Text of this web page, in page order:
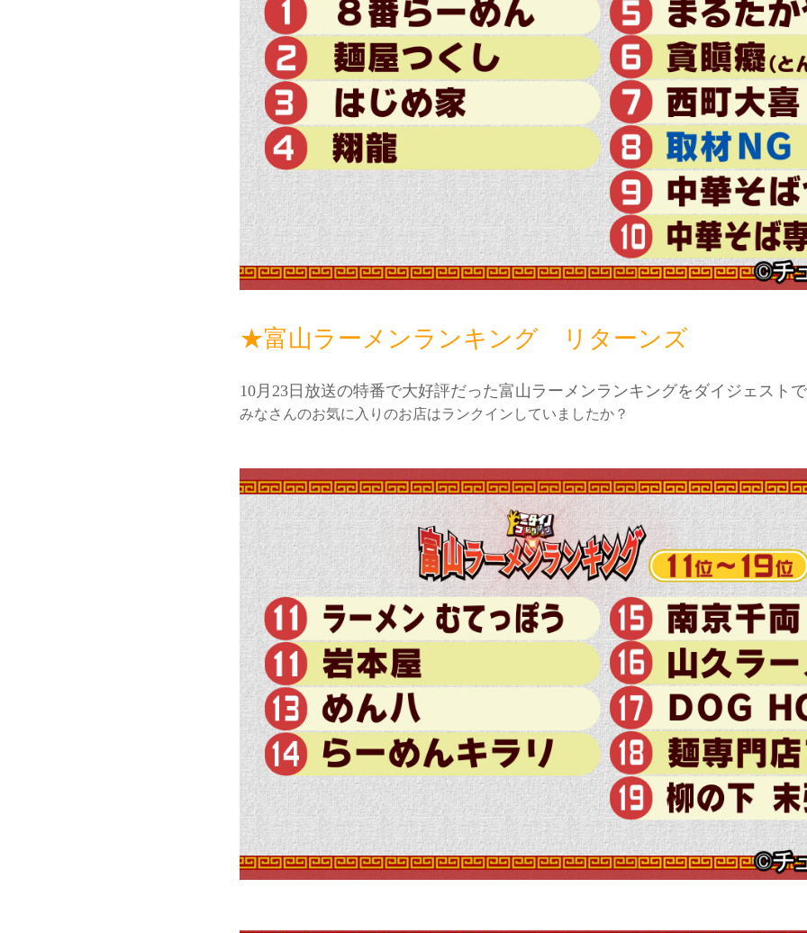
★富山ラーメンランキング リターンズ
10月23日放送の特番で大好評だった富山ラーメンランキングをダイジェスト
みなさんのお気に入りのお店はランクインしていましたか？